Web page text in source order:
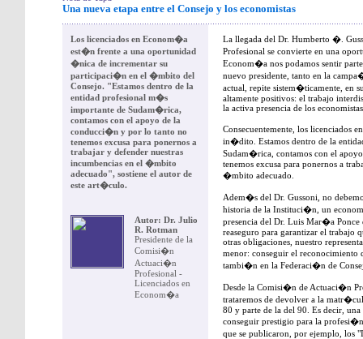
Una nueva etapa entre el Consejo y los economistas
Los licenciados en Econom�a
est�n frente a una oportunidad
�nica de incrementar su
participaci�n en el �mbito del
Consejo. "Estamos dentro de la
entidad profesional m�s
importante de Sudam�rica,
contamos con el apoyo de la
conducci�n y por lo tanto no
tenemos excusa para ponernos a
trabajar y defender nuestras
incumbencias en el �mbito
adecuado", sostiene el autor de
este art�culo.
Autor: Dr. Julio
R. Rotman
Presidente de la
Comisi�n
Actuaci�n
Profesional -
Licenciados en
Econom�a
La llegada del Dr. Humberto �.
Profesional se convierte en una
Econom�a nos podamos sentir
nuevo presidente, tanto en la
actual, repite sistem�ticamente, en
altamente positivos: el trabajo
la activa presencia de los
Consecuentemente, los licenciados
in�dito. Estamos dentro de la
Sudam�rica, contamos con el
tenemos excusa para ponernos a
�mbito adecuado.
Adem�s del Dr. Gussoni, no
historia de la Instituci�n, un
presencia del Dr. Luis Mar�a
reaseguro para garantizar el trabajo
otras obligaciones, nuestro
menor: conseguir el reconocimiento
tambi�n en la Federaci�n de
Desde la Comisi�n de Actuaci�n
trataremos de devolver a la
80 y parte de la del 90. Es decir,
conseguir prestigio para la
que se publicaron, por ejemplo, los